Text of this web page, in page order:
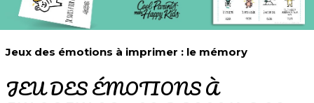
Jeux des émotions à imprimer : le mémory
JEU DES ÉMOTIONS À